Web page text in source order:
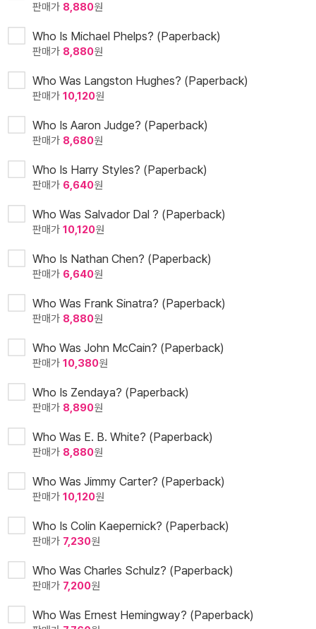
판매가 8,880원
Who Is Michael Phelps? (Paperback)
판매가 8,880원
Who Was Langston Hughes? (Paperback)
판매가 10,120원
Who Is Aaron Judge? (Paperback)
판매가 8,680원
Who Is Harry Styles? (Paperback)
판매가 6,640원
Who Was Salvador Dal ? (Paperback)
판매가 10,120원
Who Is Nathan Chen? (Paperback)
판매가 6,640원
Who Was Frank Sinatra? (Paperback)
판매가 8,880원
Who Was John McCain? (Paperback)
판매가 10,380원
Who Is Zendaya? (Paperback)
판매가 8,890원
Who Was E. B. White? (Paperback)
판매가 8,880원
Who Was Jimmy Carter? (Paperback)
판매가 10,120원
Who Is Colin Kaepernick? (Paperback)
판매가 7,230원
Who Was Charles Schulz? (Paperback)
판매가 7,200원
Who Was Ernest Hemingway? (Paperback)